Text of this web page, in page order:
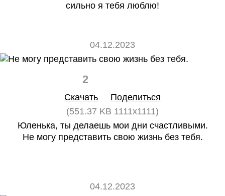
сильно я тебя люблю!
04.12.2023
2
Скачать
Поделиться
(551.37 KB 1111x1111)
Юленька, ты делаешь мои дни счастливыми.
Не могу представить свою жизнь без тебя.
04.12.2023